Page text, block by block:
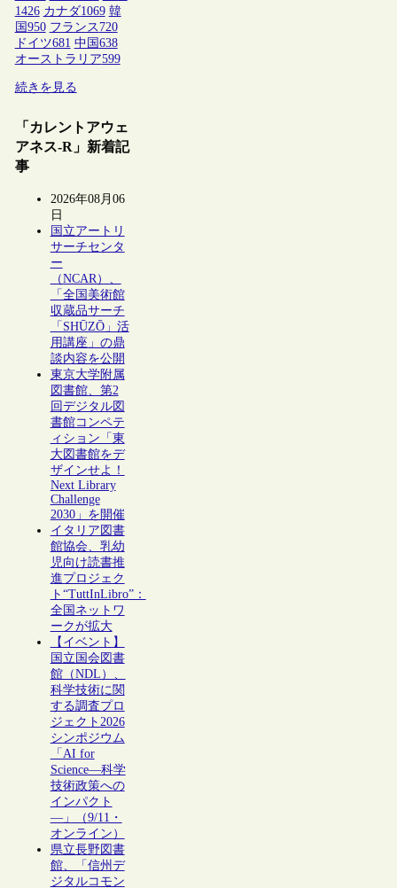
1426 カナダ1069 韓
国 950 フランス 720
ドイツ681 中国 638
オーストラリア599
続きを見る
「カレントアウェ
アネス-R」新着記
事
2026年08月06
日
国立アートリ
サーチセンタ
ー
（NCAR）、
「全国美術館
収蔵品サーチ
「SHŪZŌ」活
用講座」の鼎
談内容を公開
東京大学附属
図書館、第2
回デジタル図
書館コンペテ
ィション「東
大図書館をデ
ザインせよ！
Next Library
Challenge
2030」を開催
イタリア図書
館協会、乳幼
児向け読書推
進プロジェク
ト“TuttInLibro”：
全国ネットワ
ークが拡大
【イベント】
国立国会図書
館（NDL）、
科学技術に関
する調査プロ
ジェクト2026
シンポジウム
「AI for
Science―科学
技術政策への
インパクト
―」（9/11・
オンライン）
県立長野図書
館、「信州デ
ジタルコモン